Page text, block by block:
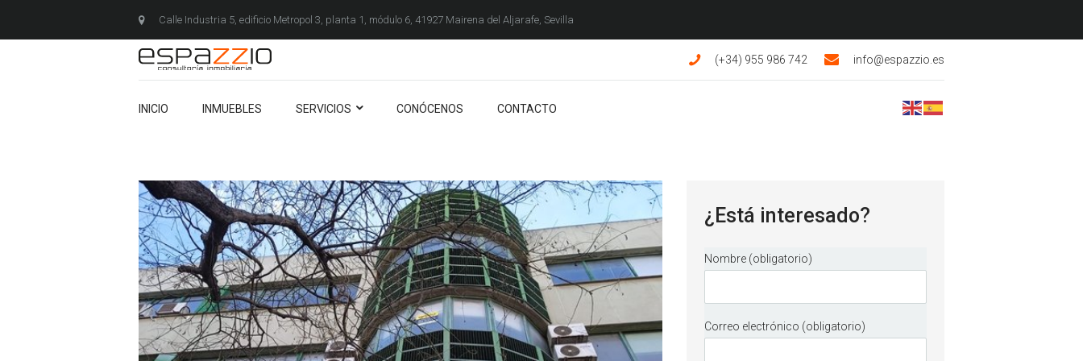
Calle Industria 5, edificio Metropol 3, planta 1, módulo 6, 41927 Mairena del Aljarafe, Sevilla
(+34) 955 986 742 info@espazzio.es
INICIO INMUEBLES SERVICIOS CONÓCENOS CONTACTO
CONÓCENOS
CONTACTO
¿Está interesado?
Nombre (obligatorio)
Correo electrónico (obligatorio)